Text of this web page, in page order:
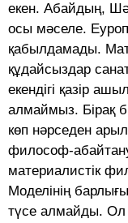
екен. Абайдың,
осы мәселе.
қабылдамады.
құдайсыздар
екендігі қазір
алмаймыз. Бірақ
көп нәрседен
философ-
материалистік
Моделінің
түсе алмайды. Ол